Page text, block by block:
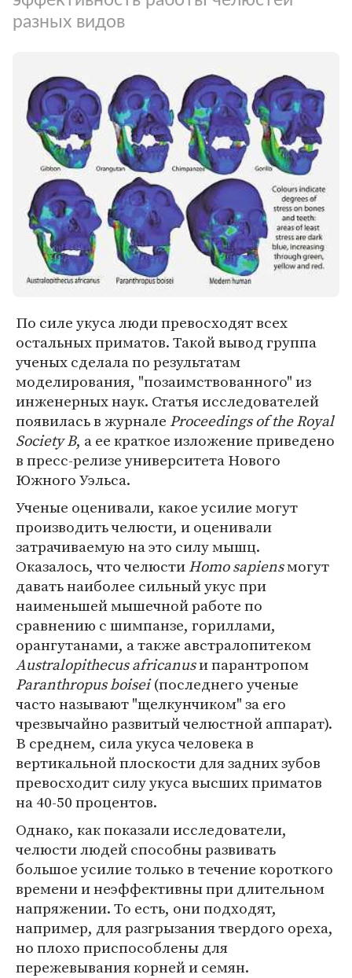
разных видов
По силе укуса люди превосходят всех
остальных приматов. Такой вывод группа
ученых сделала по результатам
моделирования, "позаимствованного" из
инженерных наук. Статья исследователей
появилась в журнале Proceedings of the Royal
Society B, а ее краткое изложение приведено
в пресс-релизе университета Нового
Южного Уэльса.
Ученые оценивали, какое усилие могут
производить челюсти, и оценивали
затрачиваемую на это силу мышц.
Оказалось, что челюстиHomo sapiensмогут
давать наиболее сильный укус при
наименьшей мышечной работе по
сравнению с шимпанзе, гориллами,
орангутанами, а также австралопитеком
Australopithecus africanusи парантропом
Paranthropus boisei(последнего ученые
часто называют "щелкунчиком" за его
чрезвычайно развитый челюстной аппарат).
В среднем, сила укуса человека в
вертикальной плоскости для задних зубов
превосходит силу укуса высших приматов
на 40-50 процентов.
Однако, как показали исследователи,
челюсти людей способны развивать
большое усилие только в течение короткого
времени и неэффективны при длительном
напряжении. То есть, они подходят,
например, для разгрызания твердого ореха,
но плохо приспособлены для
пережевывания корней и семян.